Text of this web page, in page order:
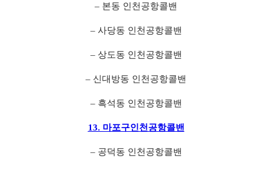
– 본동 인천공항콜밴
– 사당동 인천공항콜밴
– 상도동 인천공항콜밴
– 신대방동 인천공항콜밴
– 흑석동 인천공항콜밴
13. 마포구인천공항콜밴
– 공덕동 인천공항콜밴